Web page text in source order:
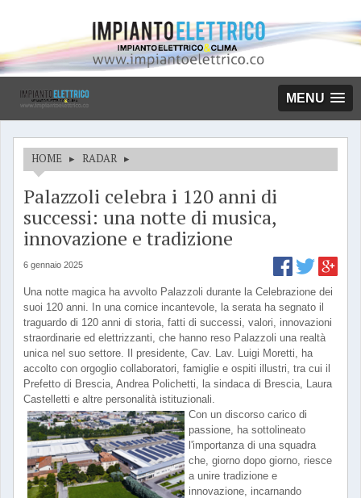
MENU
HOME ▸ RADAR ▸
Palazzoli celebra i 120 anni di
successi: una notte di musica,
innovazione e tradizione
6 gennaio 2025
Una notte magica ha avvolto Palazzoli durante la Celebrazione dei
suoi 120 anni. In una cornice incantevole, la serata ha segnato il
traguardo di 120 anni di storia, fatti di successi, valori, innovazioni
straordinarie ed elettrizzanti, che hanno reso Palazzoli una realtà
unica nel suo settore. Il presidente, Cav. Lav. Luigi Moretti, ha
accolto con orgoglio collaboratori, famiglie e ospiti illustri, tra cui il
Prefetto di Brescia, Andrea Polichetti, la sindaca di Brescia, Laura
Castelletti e altre personalità istituzionali.
Con un discorso carico di
passione, ha sottolineato
l'importanza di una squadra
che, giorno dopo giorno, riesce
a unire tradizione e
innovazione, incarnando